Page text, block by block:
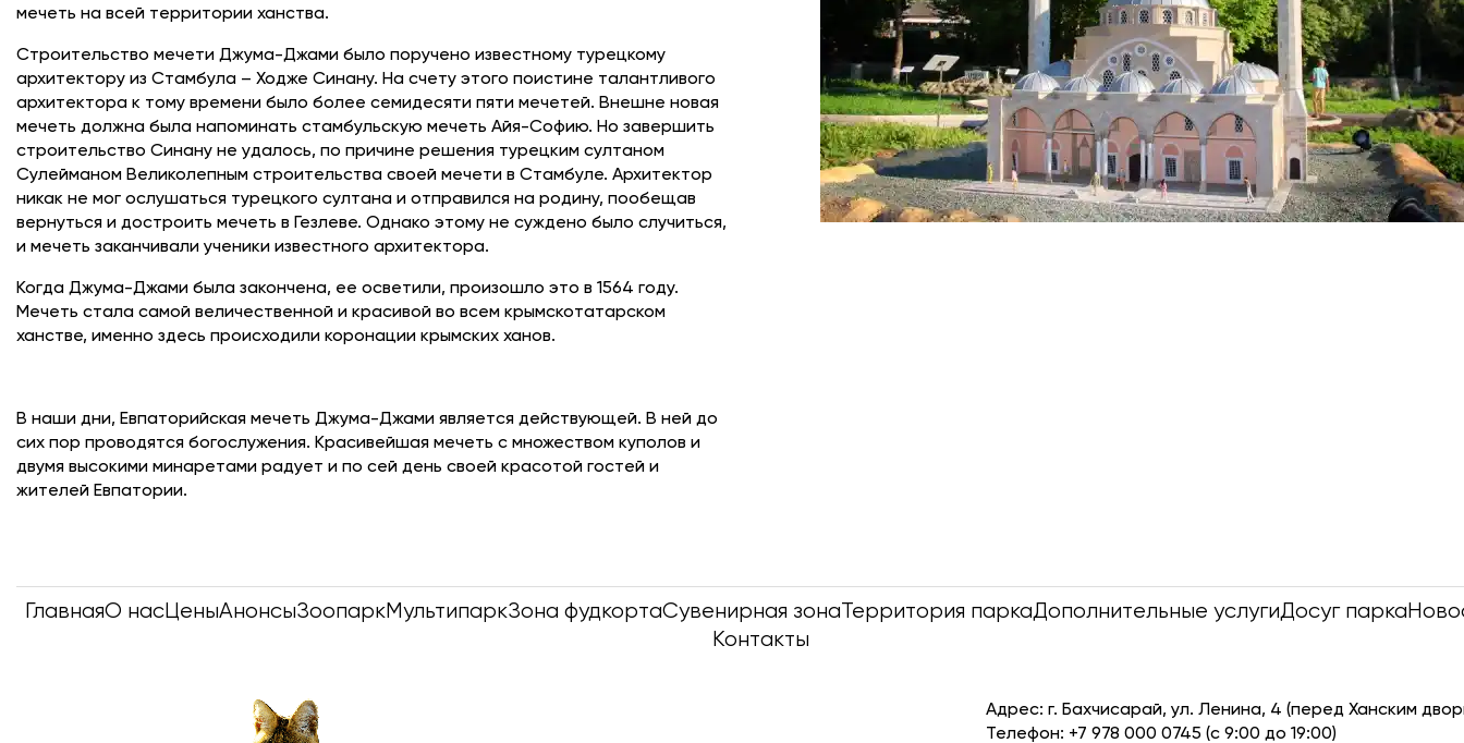
мечеть на всей территории ханства.
Строительство мечети Джума-Джами было поручено известному турецкому
архитектору из Стамбула – Ходже Синану. На счету этого поистине талантливого
архитектора к тому времени было более семидесяти пяти мечетей. Внешне новая
мечеть должна была напоминать стамбульскую мечеть Айя-Софию. Но завершить
строительство Синану не удалось, по причине решения турецким султаном
Сулейманом Великолепным строительства своей мечети в Стамбуле. Архитектор
никак не мог ослушаться турецкого султана и отправился на родину, пообещав
вернуться и достроить мечеть в Гезлеве. Однако этому не суждено было случиться,
и мечеть заканчивали ученики известного архитектора.
Когда Джума-Джами была закончена, ее осветили, произошло это в 1564 году.
Мечеть стала самой величественной и красивой во всем крымскотатарском
ханстве, именно здесь происходили коронации крымских ханов.
В наши дни, Евпаторийская мечеть Джума-Джами является действующей. В ней до
сих пор проводятся богослужения. Красивейшая мечеть с множеством куполов и
двумя высокими минаретами радует и по сей день своей красотой гостей и
жителей Евпатории.
ГлавнаяО насЦеныАнонсыЗоопаркМультипаркЗона фудкортаСувенирная зонаТерритория паркаДополнительные услугиДосуг парка
Контакты
Адрес: г. Бахчисарай, ул. Ленина, 4 (перед Ханским
Телефон: +7 978 000 0745 (с 9:00 до 19:00)